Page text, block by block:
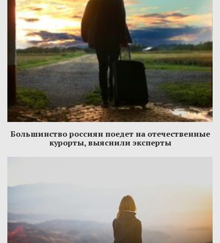
Большинство россиян поедет на отечественные
курорты, выяснили эксперты